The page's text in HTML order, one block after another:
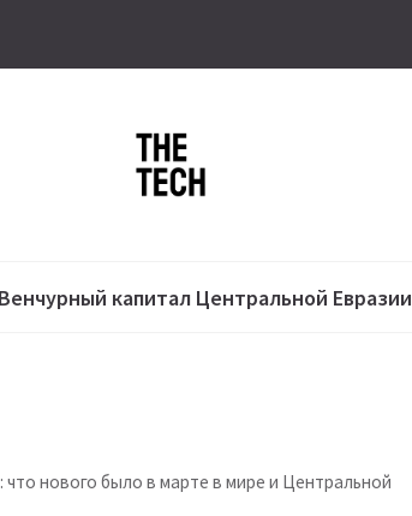
Венчурный капитал Центральной Евразии
что нового было в марте в мире и Центральной